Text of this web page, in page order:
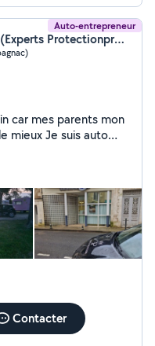
Auto-entrepreneur
Jean Sebastien faure (Experts Protectionpropreter)
car mes parents mon
suis auto
a la déchetterie et
âgées faire
Contacter